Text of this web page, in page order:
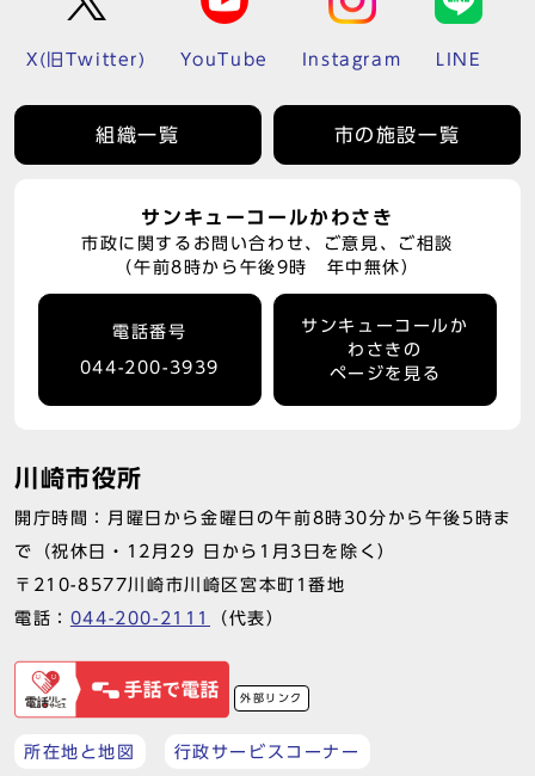
X(旧Twitter) YouTube Instagram LINE
組織一覧 市の施設一覧
サンキューコールかわさき
市政に関するお問い合わせ、ご意見、ご相談
（午前8時から午後9時 年中無休）
電話番号
044-200-3939
サンキューコールか
わさきの
ページを見る
川崎市役所
開庁時間：月曜日から金曜日の午前8時30分から午後5時ま
で（祝休日・12月29 日から1月3日を除く）
〒210-8577川崎市川崎区宮本町1番地
電話： 044-200-2111 （代表）
外部リンク
所在地と地図 行政サービスコーナー